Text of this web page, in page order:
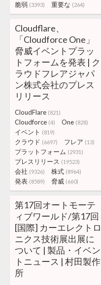
脆弱 (3393) 重要な (264)
Cloudflare、
「Cloudforce One」
脅威イベントプラッ
トフォームを発表 | ク
ラウドフレアジャパ
ン株式会社のプレス
リリース
CloudFlare (821)
Cloudforce (4) One (828)
イベント (819)
クラウド (6697) フレア (13)
プラットフォーム (2931)
プレスリリース (19523)
会社 (9326) 株式 (8964)
発表 (8589) 脅威 (660)
第17回オートモーテ
ィブワールド/第17回
[国際] カーエレクトロ
ニクス技術展出展に
ついて | 製品・イベン
トニュース | 村田製作
所